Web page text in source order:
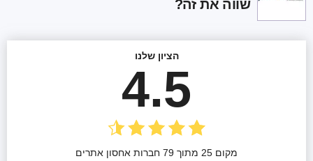
שווה את זה?
הציון שלנו
4.5
מקום 25 מתוך 79 חברות אחסון אתרים